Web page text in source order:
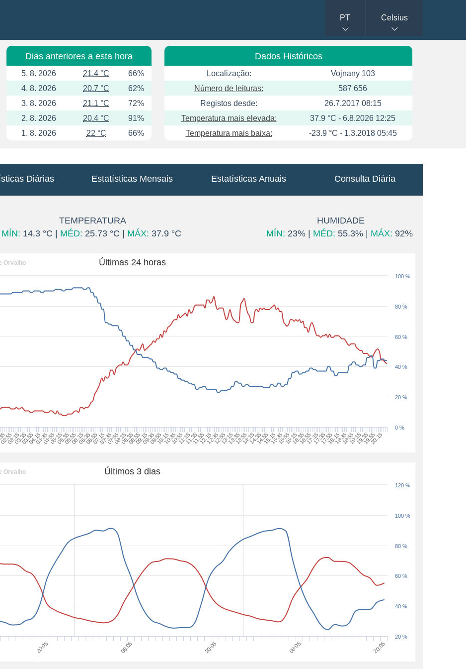
PT Celsius
Dias anteriores a esta hora
5. 8. 2026 21.4 °C
66%
4. 8. 2026
20.7 °C
62%
3. 8. 2026
21.1 °C
72%
2. 8. 2026
20.4 °C
91%
1. 8. 2026
22 °C 66%
Dados Históricos
Localização:
Vojnany 103
Número de leituras:
587 656
Registos desde:
26.7.2017 08:15
Temperatura mais elevada:
37.9 °C - 6.8.2026 12:25
Temperatura mais baixa:
-23.9 °C - 1.3.2018 05:45
Diárias Estatísticas Mensais Estatísticas Anuais Consulta Diária
TEMPERATURA
MÍN: 14.3 °C | MÉD: 25.73 °C | MÁX: 37.9 °C
HUMIDADE
MÍN: 23% | MÉD: 55.3% | MÁX: 92%
Últimas 24 horas
Orvalho
03:1503:3503:5504:1504:3504:5505:1505:3505:5506:1506:3506:5507:1507:3507:5508:1508:3508:5509:1509:3509:5510:1510:3510:5511:1511:3511:5512:1512:3512:5513:1513:3513:5514:1514:3514:5515:1515:3515:5516:1516:3516:5517:1517:3517:5518:1518:3518:5519:1519:3519:5520:15
0 %
20 %
40 %
60 %
80 %
100 %
Últimos 3 dias
Orvalho
20:05 08:05 20:05 08:05 20:05
20 %
40 %
60 %
80 %
100 %
120 %